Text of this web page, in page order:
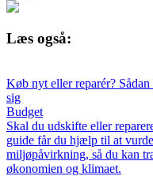
Læs også:
Køb nyt eller reparér?
sig
Budget
Skal du udskifte eller
guide får du hjælp til at
miljøpåvirkning, så du kan
økonomien og klimaet.